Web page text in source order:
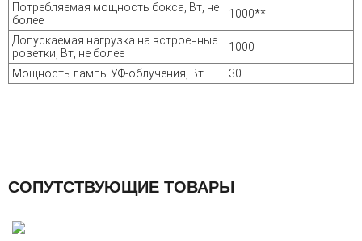
Потребляемая мощность бокса, Вт, не
более
1000**
Допускаемая нагрузка на встроенные
розетки, Вт, не более
1000
Мощность лампы УФ-облучения, Вт 30
СОПУТСТВУЮЩИЕ ТОВАРЫ